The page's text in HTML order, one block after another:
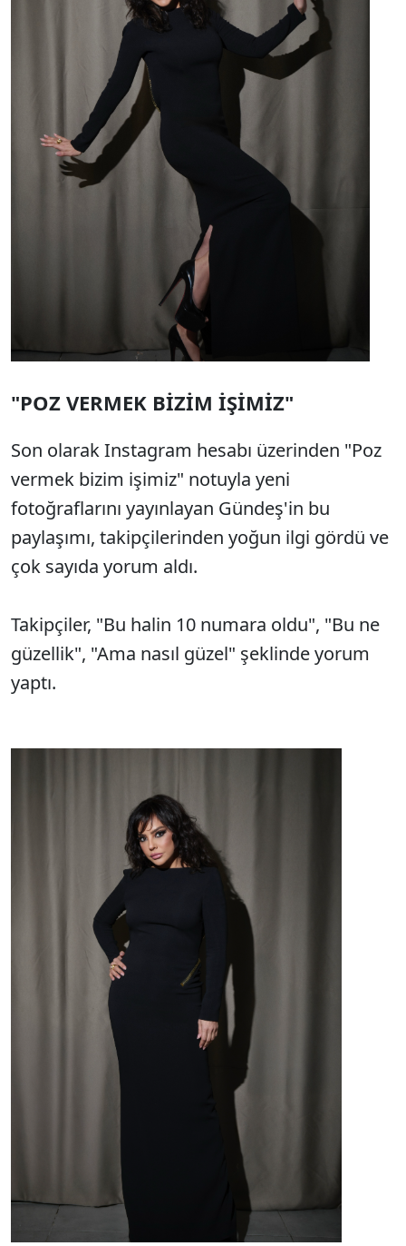
"POZ VERMEK BİZİM İŞİMİZ"
Son olarak Instagram hesabı üzerinden "Poz
vermek bizim işimiz" notuyla yeni
fotoğraflarını yayınlayan Gündeş'in bu
paylaşımı, takipçilerinden yoğun ilgi gördü ve
çok sayıda yorum aldı.
Takipçiler, "Bu halin 10 numara oldu", "Bu ne
güzellik", "Ama nasıl güzel" şeklinde yorum
yaptı.